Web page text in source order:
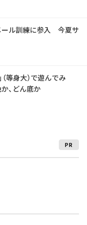
ール訓練に参入 今夏サ
等身大）で遊んでみ
、どん底か
PR